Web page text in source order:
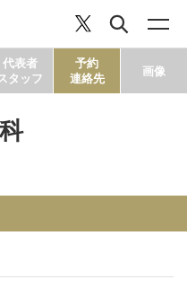
代表者
タッフ
予約
連絡先
画像